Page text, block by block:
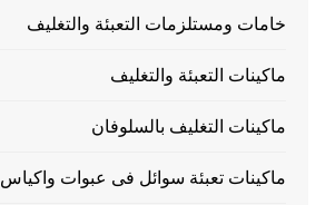
خامات ومستلزمات التعبئة والتغليف
ماكينات التعبئة والتغليف
ماكينات التغليف بالسلوفان
ماكينات تعبئة سوائل فى عبوات واكياس